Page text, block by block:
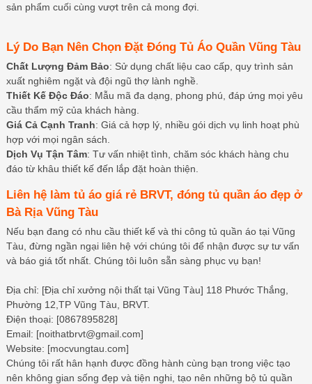
sản phẩm cuối cùng vượt trên cả mong đợi.
Lý Do Bạn Nên Chọn Đặt Đóng Tủ Áo Quần Vũng Tàu
Chất Lượng Đảm Bảo: Sử dụng chất liệu cao cấp, quy trình sản
xuất nghiêm ngặt và đội ngũ thợ lành nghề.
Thiết Kế Độc Đáo: Mẫu mã đa dạng, phong phú, đáp ứng mọi yêu
cầu thẩm mỹ của khách hàng.
Giá Cả Cạnh Tranh: Giá cả hợp lý, nhiều gói dịch vụ linh hoạt phù
hợp với mọi ngân sách.
Dịch Vụ Tận Tâm: Tư vấn nhiệt tình, chăm sóc khách hàng chu
đáo từ khâu thiết kế đến lắp đặt hoàn thiện.
Liên hệ làm tủ áo giá rẻ BRVT, đóng tủ quần áo đẹp ở
Bà Rịa Vũng Tàu
Nếu bạn đang có nhu cầu thiết kế và thi công tủ quần áo tại Vũng
Tàu, đừng ngần ngại liên hệ với chúng tôi để nhận được sự tư vấn
và báo giá tốt nhất. Chúng tôi luôn sẵn sàng phục vụ bạn!
Địa chỉ: [Địa chỉ xưởng nội thất tại Vũng Tàu] 118 Phước Thắng,
Phường 12,TP Vũng Tàu, BRVT.
Điện thoại: [0867895828]
Email: [noithatbrvt@gmail.com]
Website: [mocvungtau.com]
Chúng tôi rất hân hạnh được đồng hành cùng bạn trong việc tạo
nên không gian sống đẹp và tiện nghi, tạo nên những bộ tủ quần